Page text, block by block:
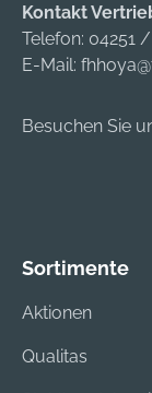
Kontakt
Telefon: 04251
E-Mail:
Besuchen Sie
Sortimente
Aktionen
Qualitas